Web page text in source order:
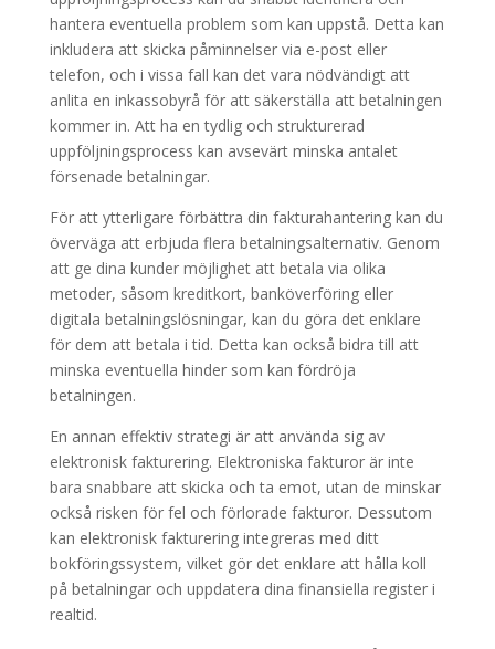
hantera eventuella problem som kan uppstå. Detta kan
inkludera att skicka påminnelser via e-post eller
telefon, och i vissa fall kan det vara nödvändigt att
anlita en inkassobyrå för att säkerställa att betalningen
kommer in. Att ha en tydlig och strukturerad
uppföljningsprocess kan avsevärt minska antalet
försenade betalningar.
För att ytterligare förbättra din fakturahantering kan du
överväga att erbjuda flera betalningsalternativ. Genom
att ge dina kunder möjlighet att betala via olika
metoder, såsom kreditkort, banköverföring eller
digitala betalningslösningar, kan du göra det enklare
för dem att betala i tid. Detta kan också bidra till att
minska eventuella hinder som kan fördröja
betalningen.
En annan effektiv strategi är att använda sig av
elektronisk fakturering. Elektroniska fakturor är inte
bara snabbare att skicka och ta emot, utan de minskar
också risken för fel och förlorade fakturor. Dessutom
kan elektronisk fakturering integreras med ditt
bokföringssystem, vilket gör det enklare att hålla koll
på betalningar och uppdatera dina finansiella register i
realtid.